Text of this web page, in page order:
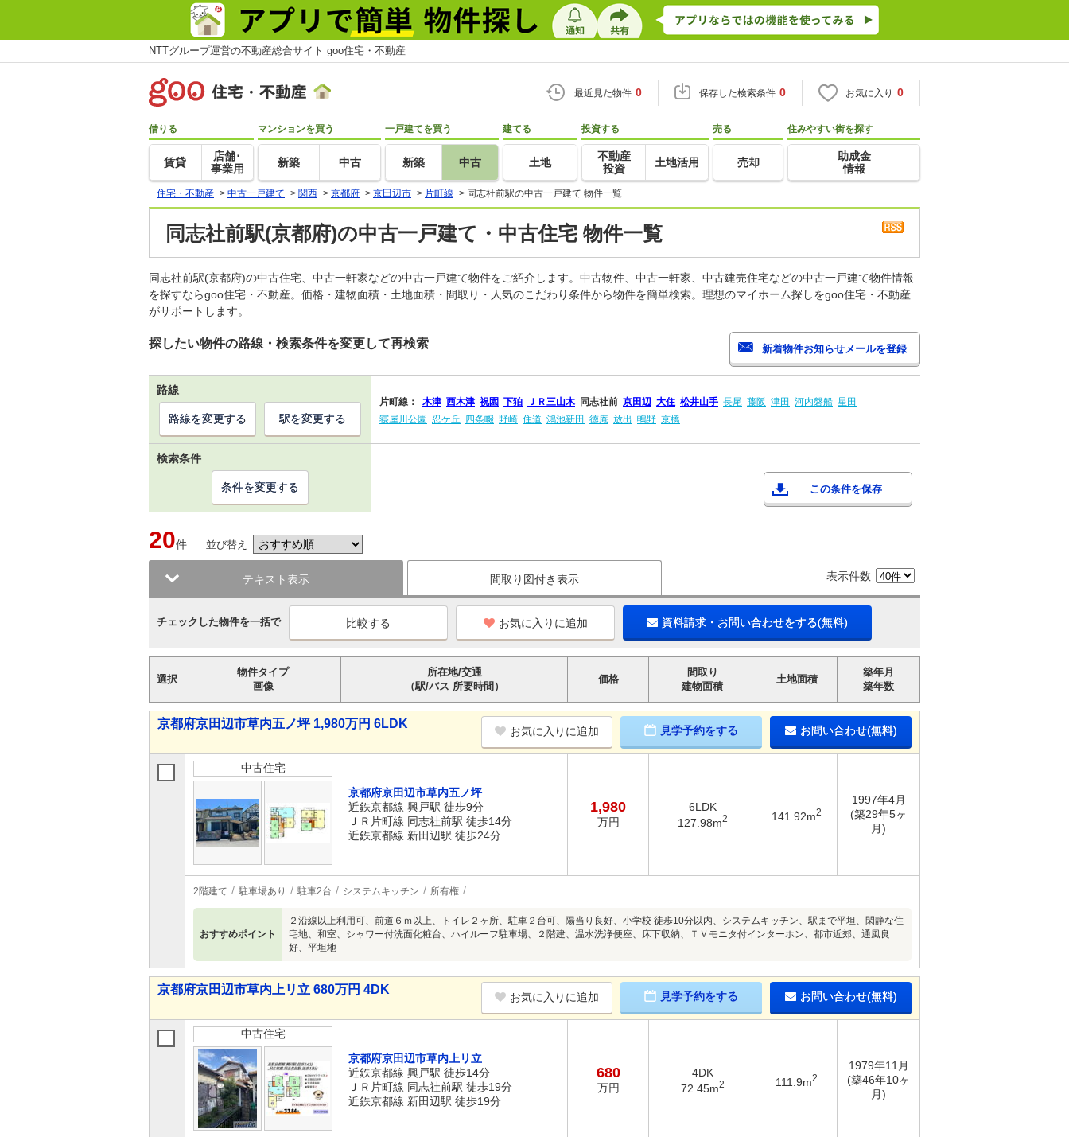
NTTグループ運営の不動産総合サイト goo住宅・不動産
最近見た物件 0 保存した検索条件 0 お気に入り 0
借りる
賃貸
店舗･
事業用
マンションを買う
新築 中古
一戸建てを買う
新築 中古
建てる
土地
投資する
不動産
投資
土地活用
売る
売却
住みやすい街を探す
助成金
情報
住宅・不動産 > 中古一戸建て > 関西 > 京都府 > 京田辺市 > 片町線 > 同志社前駅の中古一戸建て 物件一覧
同志社前駅(京都府)の中古一戸建て・中古住宅 物件一覧
同志社前駅(京都府)の中古住宅、中古一軒家などの中古一戸建て物件をご紹介します。中古物件、中古一軒家、中古建売住宅などの中古一戸建て物件情報
を探すならgoo住宅・不動産。価格・建物面積・土地面積・間取り・人気のこだわり条件から物件を簡単検索。理想のマイホーム探しをgoo住宅・不動産
がサポートします。
探したい物件の路線・検索条件を変更して再検索
路線
片町線： 木津 西木津 祝園 下狛 ＪＲ三山木 同志社前 京田辺 大住 松井山手 長尾 藤阪 津田 河内磐船 星田
寝屋川公園 忍ケ丘 四条畷 野崎 住道 鴻池新田 徳庵 放出 鴫野 京橋
路線を変更する 駅を変更する
検索条件
この条件を保存
条件を変更する
20件 並び替え
テキスト表示 間取り図付き表示 表示件数
チェックした物件を一括で お気に入りに追加 資料請求・お問い合わせをする(無料)
選択
物件タイプ
画像
所在地/交通
（駅/バス 所要時間）
価格
間取り
建物面積
土地面積
築年月
築年数
京都府京田辺市草内五ノ坪 1,980万円 6LDK
お気に入りに追加 見学予約をする お問い合わせ(無料)
中古住宅
京都府京田辺市草内五ノ坪
近鉄京都線 興戸駅 徒歩9分
ＪＲ片町線 同志社前駅 徒歩14分
近鉄京都線 新田辺駅 徒歩24分
1,980
万円
6LDK
127.98m2 141.92m2
1997年4月
(築29年5ヶ
月)
2階建て 駐車場あり 駐車2台 システムキッチン 所有権
おすすめポイント
２沿線以上利用可、前道６ｍ以上、トイレ２ヶ所、駐車２台可、陽当り良好、小学校 徒歩10分以内、システムキッチン、駅まで平坦、閑静な住
宅地、和室、シャワー付洗面化粧台、ハイルーフ駐車場、２階建、温水洗浄便座、床下収納、ＴＶモニタ付インターホン、都市近郊、通風良
好、平坦地
京都府京田辺市草内上リ立 680万円 4DK
お気に入りに追加 見学予約をする お問い合わせ(無料)
中古住宅
京都府京田辺市草内上リ立
近鉄京都線 興戸駅 徒歩14分
ＪＲ片町線 同志社前駅 徒歩19分
近鉄京都線 新田辺駅 徒歩19分
680
万円
4DK
72.45m2 111.9m2
1979年11月
(築46年10ヶ
月)